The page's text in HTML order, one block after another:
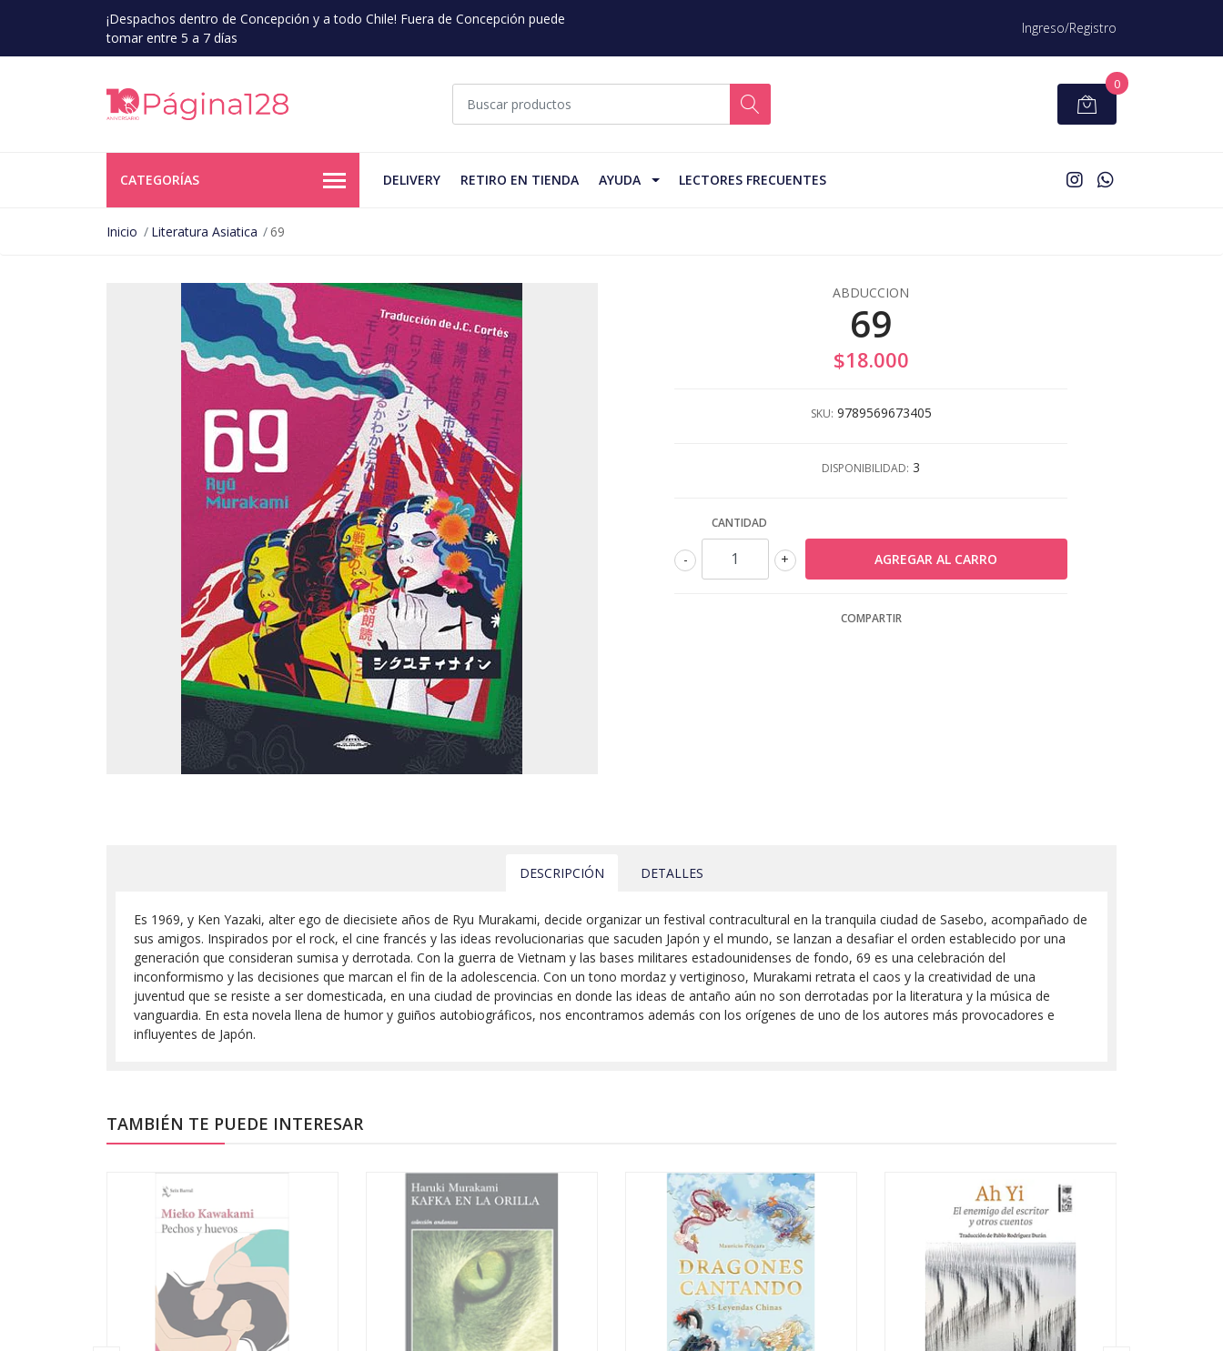
¡Despachos dentro de Concepción y a todo Chile! Fuera de Concepción puede
tomar entre 5 a 7 días
Ingreso/Registro
0
CATEGORÍAS DELIVERY RETIRO EN TIENDA AYUDA LECTORES FRECUENTES
Inicio Literatura Asiatica 69
ABDUCCION
69
$18.000
SKU: 9789569673405
DISPONIBILIDAD: 3
CANTIDAD
+
-
COMPARTIR
DESCRIPCIÓN DETALLES
Es 1969, y Ken Yazaki, alter ego de diecisiete años de Ryu Murakami, decide organizar un festival contracultural en la tranquila ciudad de Sasebo, acompañado de
sus amigos. Inspirados por el rock, el cine francés y las ideas revolucionarias que sacuden Japón y el mundo, se lanzan a desafiar el orden establecido por una
generación que consideran sumisa y derrotada. Con la guerra de Vietnam y las bases militares estadounidenses de fondo, 69 es una celebración del
inconformismo y las decisiones que marcan el fin de la adolescencia. Con un tono mordaz y vertiginoso, Murakami retrata el caos y la creatividad de una
juventud que se resiste a ser domesticada, en una ciudad de provincias en donde las ideas de antaño aún no son derrotadas por la literatura y la música de
vanguardia. En esta novela llena de humor y guiños autobiográficos, nos encontramos además con los orígenes de uno de los autores más provocadores e
influyentes de Japón.
TAMBIÉN TE PUEDE INTERESAR